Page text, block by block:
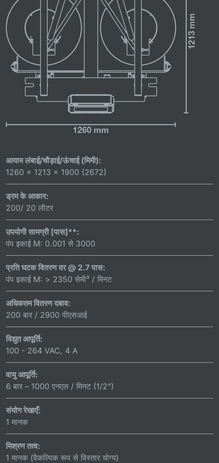
आयाम लंबाई/चौड़ाई/ऊंचाई (मिमी):
1260 x 1213 x 1900 (2672)
ड्रम के आकार:
200/ 20 लीटर
उपयोगी सामग्री [पास]**:
पंप इकाई M: 0.001 से 3000
प्रति घटक वितरण दर @ 2.7 पास:
पंप इकाई M: > 2350 सेमी³ / मिनट
अधिकतम वितरण दबाव:
200 बार / 2900 पीएसआई
विद्युत आपूर्ति:
100 - 264 VAC, 4 A
वायु आपूर्ति:
6 बार – 1000 एनएल / मिनट (1/2")
संयोग रेखाएँ:
1 मानक
मिश्रण तत्व:
1 मानक (वैकल्पिक रूप से विस्तार योग्य)